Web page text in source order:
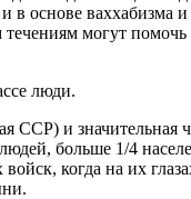
основе ваххабизма и
могут помочь
люди.
и значительная
больше 1/4
когда на их